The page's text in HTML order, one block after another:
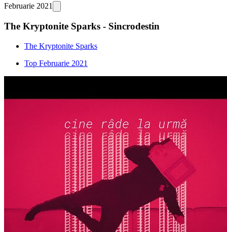
Februarie 2021
The Kryptonite Sparks - Sincrodestin
The Kryptonite Sparks
Top Februarie 2021